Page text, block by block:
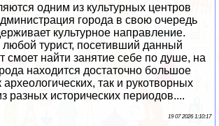
одним из культурных центров
города в свою очередь
культурное направление.
любой турист, посетивший данный
смоет найти занятие себе по душе, на
находится достаточно большое
археологических, так и рукотворных
разных исторических периодов....
19 07 2026 1:10:17